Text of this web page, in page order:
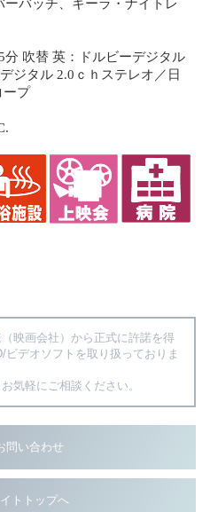
バッチ、キーラ・ナイトレ
分 吹替 英：ドルビーデジタル
ジタル 2.0ｃｈステレオ／日
ープ
映画会社）から正式に許諾を得
デオソフトを取り扱っておりま
気軽にご相談ください。
問い合わせ
トトップへ